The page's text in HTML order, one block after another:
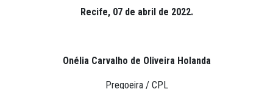
Recife, 07 de abril de 2022.
Onélia Carvalho de Oliveira Holanda
Pregoeira / CPL